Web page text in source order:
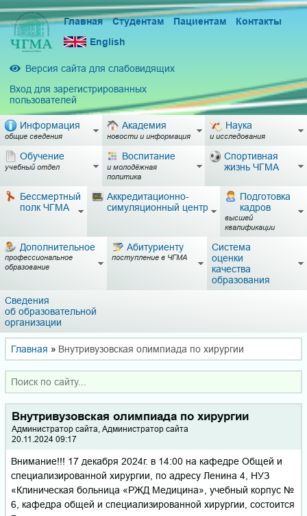
Главная Студентам Пациентам
Контакты
English
Версия сайта для слабовидящих
Вход для зарегистрированных
пользователей
Информация
общие сведения
Академия
новости и информация
Наука
и исследования
Обучение
учебный отдел
Воспитание
и молодёжная
политика
Спортивная
жизнь ЧГМА
Бессмертный
полк ЧГМА
Аккредитационно-
симуляционный центр
Подготовка
кадров
высшей
квалификации
Дополнительное
профессиональное
образование
Абитуриенту
поступление в ЧГМА
Система
оценки
качества
образования
Сведения
об образовательной
организации
Главная » Внутривузовская олимпиада по хирургии
Внутривузовская олимпиада по хирургии
Администратор сайта, Администратор сайта
20.11.2024 09:17
Внимание!!! 17 декабря 2024г. в 14:00 на кафедре Общей и
специализированной хирургии, по адресу Ленина 4, НУЗ
«Клиническая больница «РЖД Медицина», учебный корпус №
6, кафедра общей и специализированной хирургии, состоится